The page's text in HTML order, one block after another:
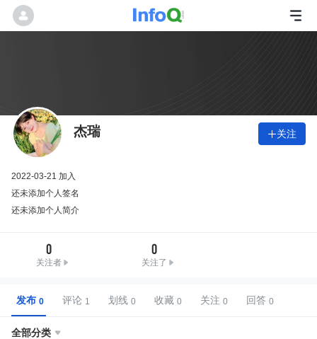
杰瑞 关注
2022-03-21 加入
还未添加个人签名
还未添加个人简介
0
关注者
0
关注了
发布 评论 划线 收藏 关注 回答
全部分类 